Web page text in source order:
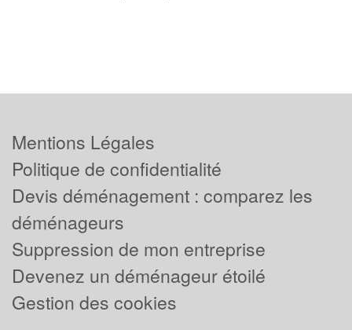
Mentions Légales
Politique de confidentialité
Devis déménagement : comparez les
déménageurs
Suppression de mon entreprise
Devenez un déménageur étoilé
Gestion des cookies